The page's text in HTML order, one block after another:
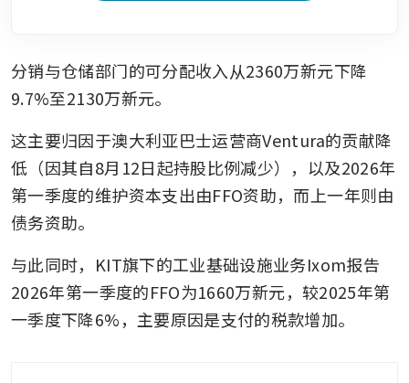
分销与仓储部门的可分配收入从2360万新元下降
9.7%至2130万新元。
这主要归因于澳大利亚巴士运营商Ventura的贡献降
低（因其自8月12日起持股比例减少），以及2026年
第一季度的维护资本支出由FFO资助，而上一年则由
债务资助。
与此同时，KIT旗下的工业基础设施业务Ixom报告
2026年第一季度的FFO为1660万新元，较2025年第
一季度下降6%，主要原因是支付的税款增加。